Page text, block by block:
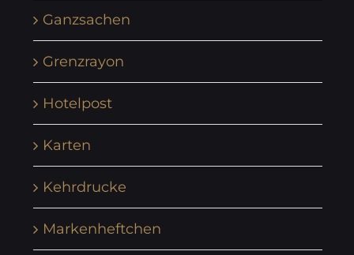
Ganzsachen
Grenzrayon
Hotelpost
Karten
Kehrdrucke
Markenheftchen